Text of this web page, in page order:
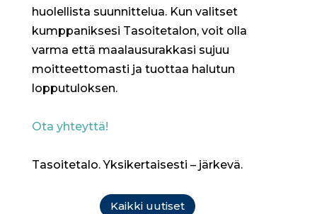
huolellista suunnittelua. Kun valitset
kumppaniksesi Tasoitetalon, voit olla
varma että maalausurakkasi sujuu
moitteettomasti ja tuottaa halutun
lopputuloksen.
Ota yhteyttä!
Tasoitetalo. Yksikertaisesti – järkevä.
Kaikki uutiset